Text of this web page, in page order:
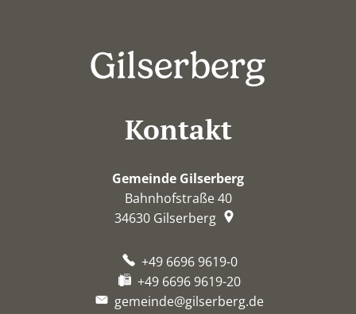
Kontakt
Gemeinde Gilserberg
Bahnhofstraße 40
34630 Gilserberg
+49 6696 9619-0
+49 6696 9619-20
gemeinde@gilserberg.de